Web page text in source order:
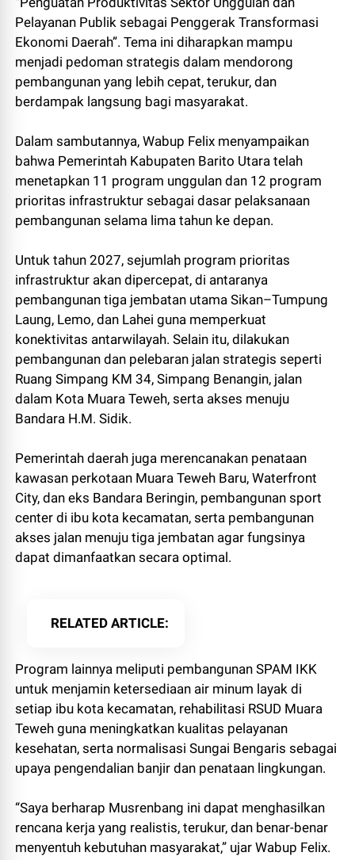
Pelayanan Publik sebagai Penggerak Transformasi
Ekonomi Daerah”. Tema ini diharapkan mampu
menjadi pedoman strategis dalam mendorong
pembangunan yang lebih cepat, terukur, dan
berdampak langsung bagi masyarakat.
Dalam sambutannya, Wabup Felix menyampaikan
bahwa Pemerintah Kabupaten Barito Utara telah
menetapkan 11 program unggulan dan 12 program
prioritas infrastruktur sebagai dasar pelaksanaan
pembangunan selama lima tahun ke depan.
Untuk tahun 2027, sejumlah program prioritas
infrastruktur akan dipercepat, di antaranya
pembangunan tiga jembatan utama Sikan–Tumpung
Laung, Lemo, dan Lahei guna memperkuat
konektivitas antarwilayah. Selain itu, dilakukan
pembangunan dan pelebaran jalan strategis seperti
Ruang Simpang KM 34, Simpang Benangin, jalan
dalam Kota Muara Teweh, serta akses menuju
Bandara H.M. Sidik.
Pemerintah daerah juga merencanakan penataan
kawasan perkotaan Muara Teweh Baru, Waterfront
City, dan eks Bandara Beringin, pembangunan sport
center di ibu kota kecamatan, serta pembangunan
akses jalan menuju tiga jembatan agar fungsinya
dapat dimanfaatkan secara optimal.
RELATED ARTICLE
Program lainnya meliputi pembangunan SPAM IKK
untuk menjamin ketersediaan air minum layak di
setiap ibu kota kecamatan, rehabilitasi RSUD Muara
Teweh guna meningkatkan kualitas pelayanan
kesehatan, serta normalisasi Sungai Bengaris sebagai
upaya pengendalian banjir dan penataan lingkungan.
“Saya berharap Musrenbang ini dapat menghasilkan
rencana kerja yang realistis, terukur, dan benar-benar
menyentuh kebutuhan masyarakat,” ujar Wabup Felix.